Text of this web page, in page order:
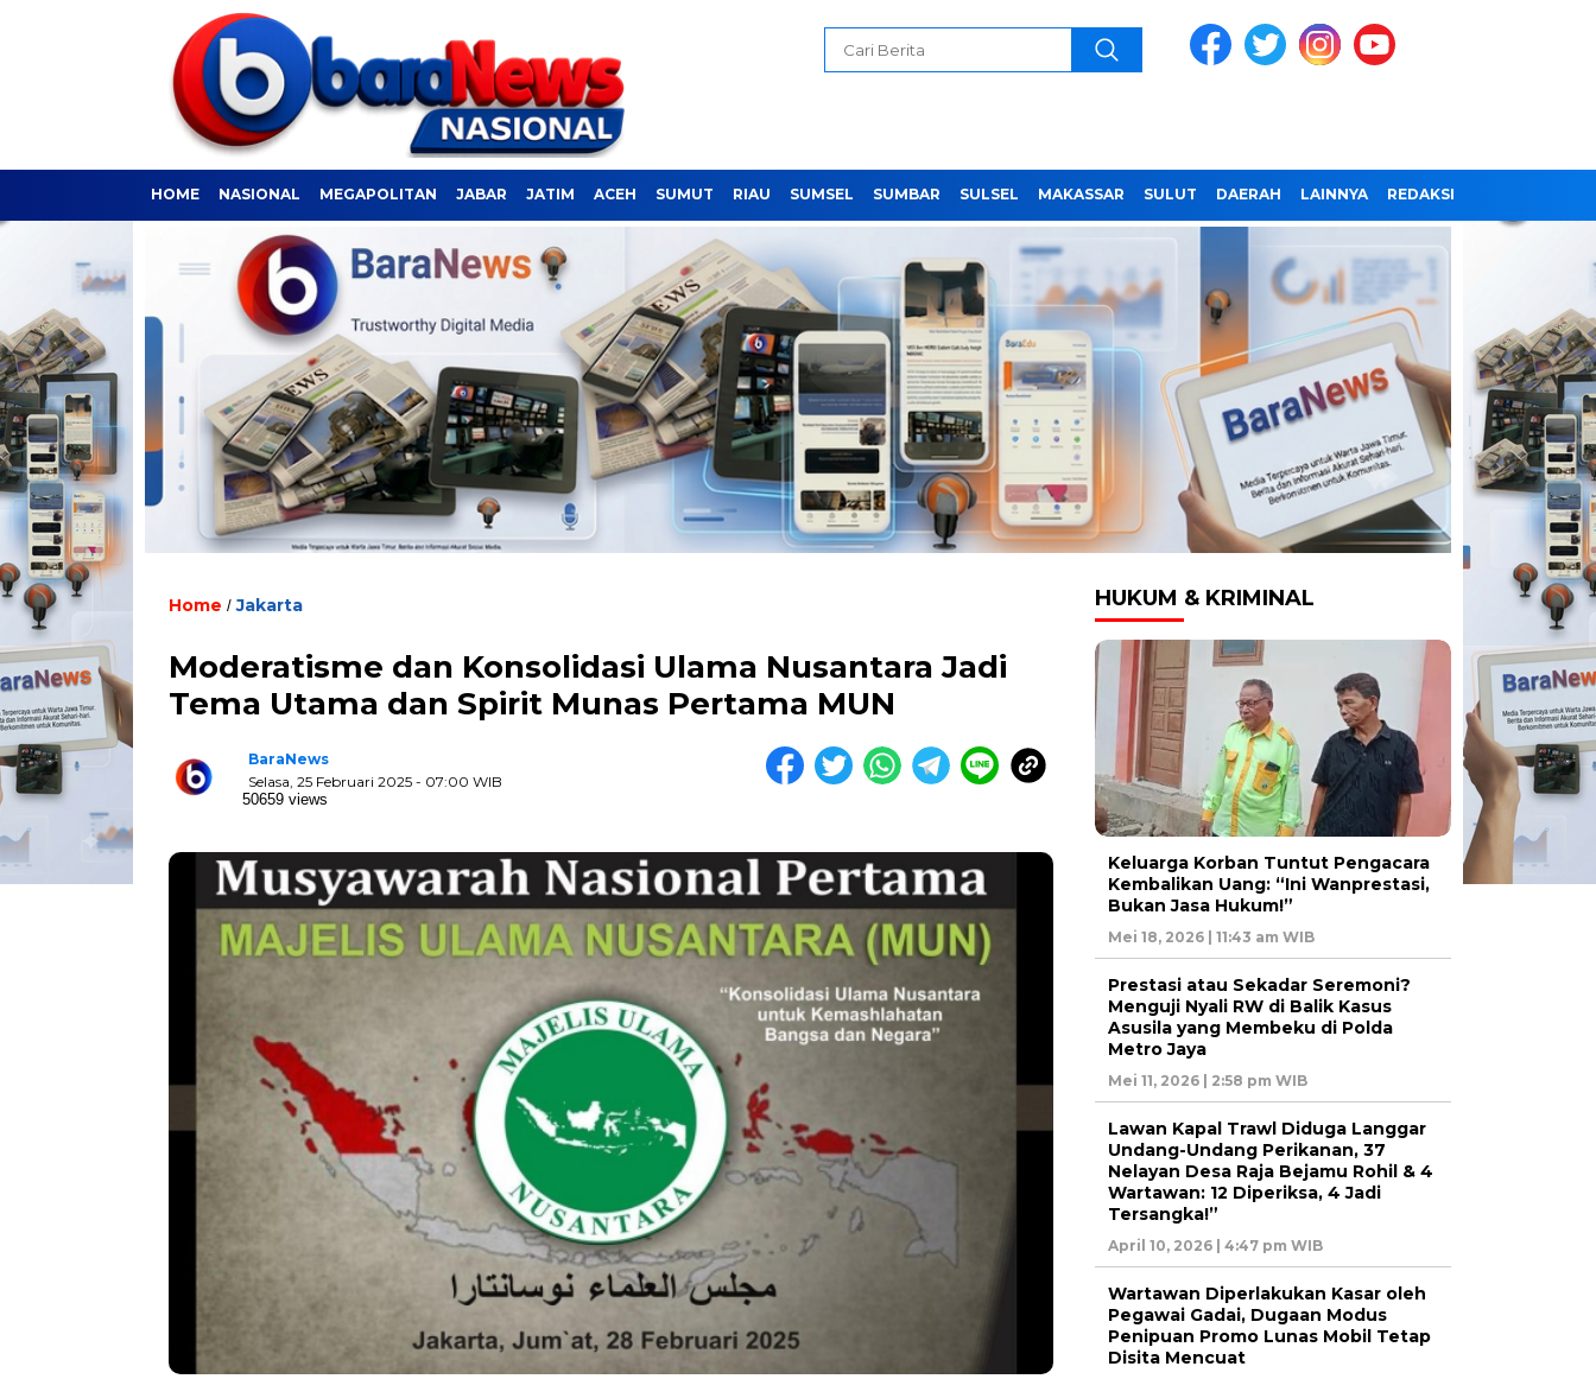
HOME NASIONAL MEGAPOLITAN JABAR JATIM ACEH SUMUT RIAU SUMSEL SUMBAR SULSEL MAKASSAR SULUT DAERAH LAINNYA REDAKSI
Home /Jakarta
Moderatisme dan Konsolidasi Ulama Nusantara Jadi
Tema Utama dan Spirit Munas Pertama MUN
BaraNews
Selasa, 25 Februari 2025 - 07:00 WIB
50659 views
HUKUM & KRIMINAL
Keluarga Korban Tuntut Pengacara
Kembalikan Uang: “Ini Wanprestasi,
Bukan Jasa Hukum!”
Mei 18, 2026 | 11:43 am WIB
Prestasi atau Sekadar Seremoni?
Menguji Nyali RW di Balik Kasus
Asusila yang Membeku di Polda
Metro Jaya
Mei 11, 2026 | 2:58 pm WIB
Lawan Kapal Trawl Diduga Langgar
Undang-Undang Perikanan, 37
Nelayan Desa Raja Bejamu Rohil & 4
Wartawan: 12 Diperiksa, 4 Jadi
Tersangka!”
April 10, 2026 | 4:47 pm WIB
Wartawan Diperlakukan Kasar oleh
Pegawai Gadai, Dugaan Modus
Penipuan Promo Lunas Mobil Tetap
Disita Mencuat